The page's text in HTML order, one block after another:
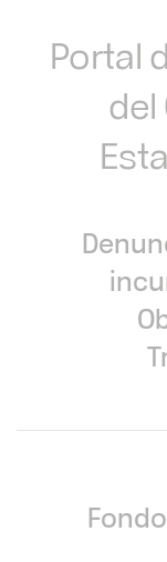
Portal
del